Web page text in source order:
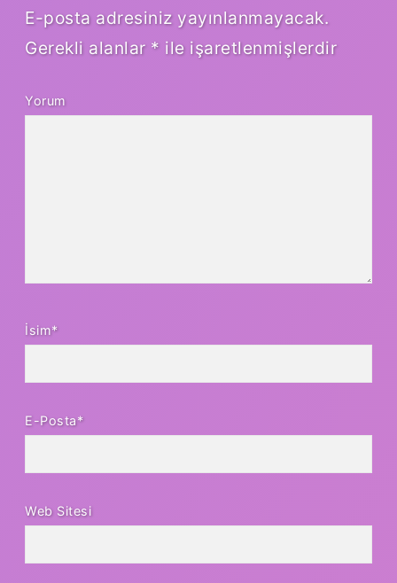
E-posta adresiniz yayınlanmayacak.
Gerekli alanlar * ile işaretlenmişlerdir
Yorum
İsim*
E-Posta*
Web Sitesi